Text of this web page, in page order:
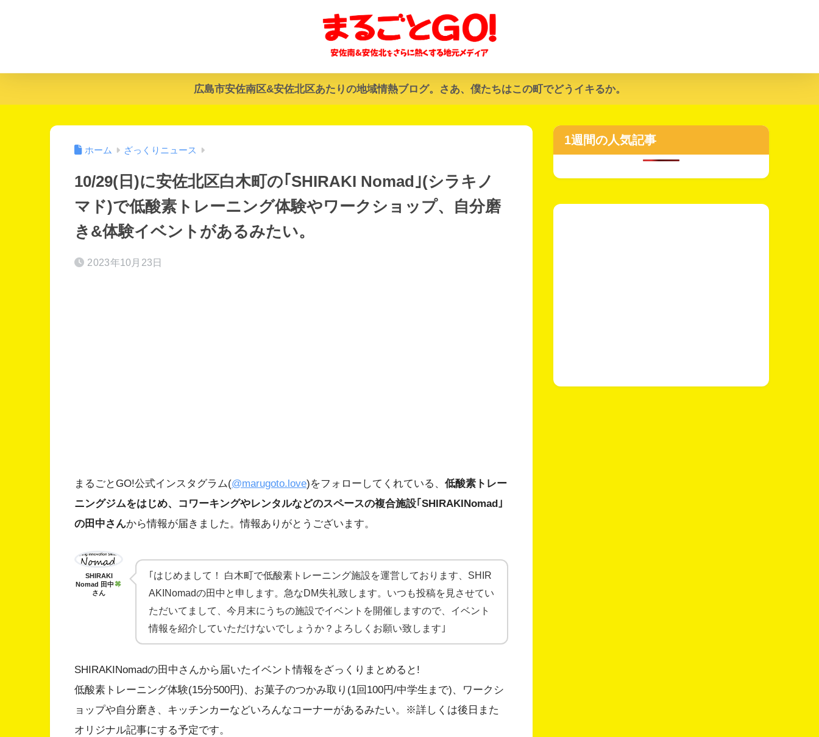
広島市安佐南区&安佐北区あたりの地域情熱ブログ。さあ、僕たちはこの町でどうイキるか。
ホーム ざっくりニュース
10/29(日)に安佐北区白木町の｢SHIRAKI Nomad｣(シラキノ
マド)で低酸素トレーニング体験やワークショップ、自分磨
き&体験イベントがあるみたい。
2023年10月23日
まるごとGO!公式インスタグラム(@marugoto.love)をフォローしてくれている、 低酸素トレー
ニングジムをはじめ、コワーキングやレンタルなどのスペースの複合施設｢SHIRAKINomad｣
の田中さんから情報が届きました。情報ありがとうございます。
SHIRAKI
Nomad 田中
さん
｢はじめまして！ 白木町で低酸素トレーニング施設を運営しております、SHIR
AKINomadの田中と申します。急なDM失礼致します。いつも投稿を見させてい
ただいてまして、今月末にうちの施設でイベントを開催しますので、イベント
情報を紹介していただけないでしょうか？よろしくお願い致します｣
SHIRAKINomadの田中さんから届いたイベント情報をざっくりまとめると!
低酸素トレーニング体験(15分500円)、お菓子のつかみ取り(1回100円/中学生まで)、ワークシ
ョップや自分磨き、キッチンカーなどいろんなコーナーがあるみたい。※詳しくは後日また
オリジナル記事にする予定です。
1週間の人気記事